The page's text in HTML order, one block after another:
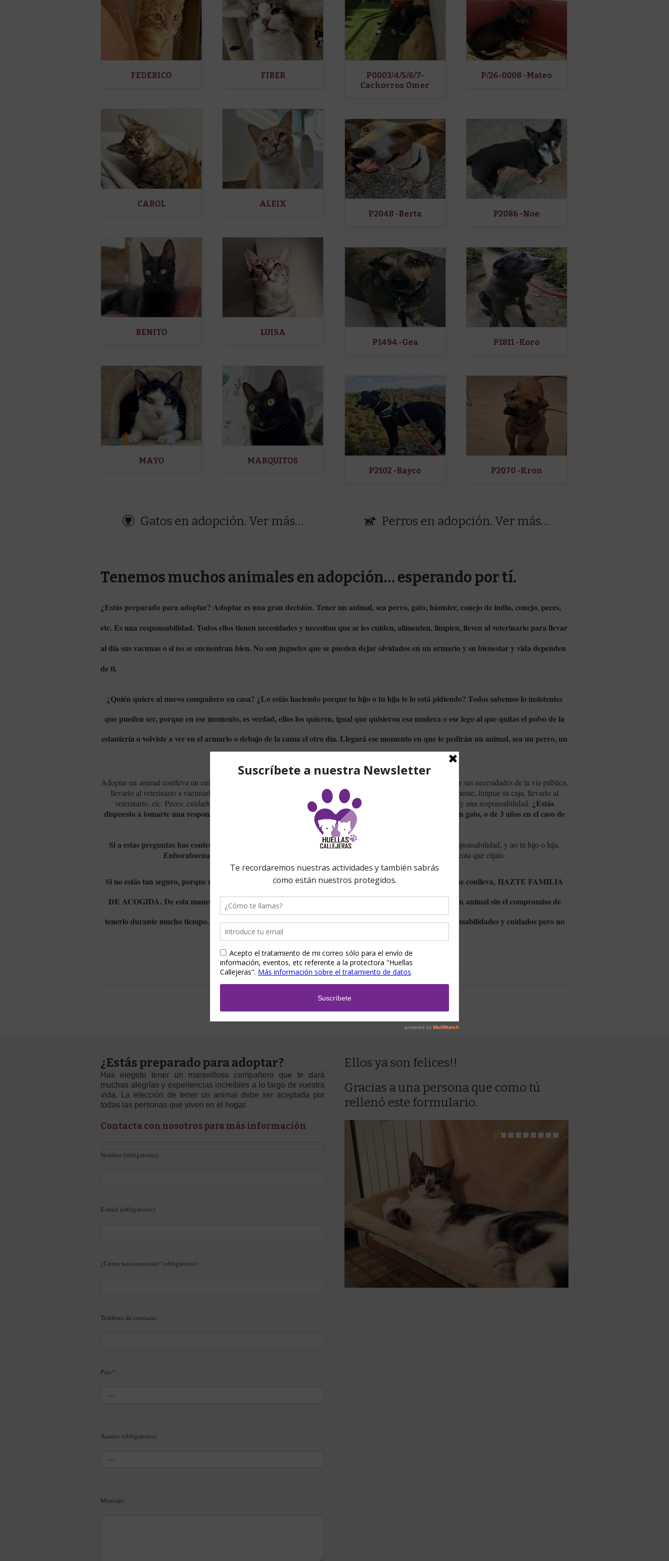
FEDERICO FIBER
CAROL ALEIX
BENITO LUISA
MAYO MARQUITOS
P0003/4/5/6/7-
Cachorros Omer
P/26-0008 -Mateo
P2048 -Berta P2086 -Noe
P1494 -Gea P1811 -Koro
P2102 -Rayco P2070 -Kron
Gatos en adopción. Ver más… Perros en adopción. Ver más…
Tenemos muchos animales en adopción… esperando por tí.
¿Estás preparado para adoptar? Adoptar es una gran decisión. Tener un animal, sea perro, gato, hámster, conejo de india, conejo, peces,
etc. Es una responsabilidad. Todos ellos tienen necesidades y necesitan que se les cuiden, alimenten, limpien, lleven al veterinario para llevar
al día sus vacunas o si no se encuentran bien. No son juguetes que se pueden dejar olvidados en un armario y su bienestar y vida dependen
de ti.
¿Quién quiere al nuevo compañero en casa? ¿Lo estás haciendo porque tu hijo o tu hija te lo está pidiendo? Todos sabemos lo insistentes
que pueden ser, porque en ese momento, es verdad, ellos los quieren, igual que quisieron esa muñeca o ese lego al que quitas el polvo de la
estantería o volviste a ver en el armario o debajo de la cama el otro día. Llegará ese momento en que te pedirán un animal, sea un perro, un
Adoptar un animal conlleva un cuidado (perro: mimarlo y educarlo, sacarlo a pasear dos o tres veces al día, recoger sus necesidades de la vía pública,
llevarlo al veterinario a vacunarlo, etc. Alimentarlo correctamente, asearlo, Gato: mimarlo, alimentarlo correctamente, limpiar su caja, llevarlo al
veterinario, etc. Peces: cuidarlos correctamente para que no se mueran al primer cambio de agua, etc. etc, etc.) y una responsabilidad. ¿Estás
dispuesto a tomarte una responsabilidad que durará por lo menos unos 15 años en el caso de un perro o un gato, o de 3 años en el caso de
un hámster, etc.? ¿Asumes TÚ, adulto y responsable, esa responsabilidad?
Si a estas preguntas has contestado que SÍ,
que TÚ quieres a este nuevo compañero de vida y tomarte esa responsabilidad, y no tu hijo o hija.
Enhorabuena, seguramente serás un buen adoptante y podrás ofrecer un buen hogar a la mascota que elijáis.
Si no estás tan seguro, porque nunca has tenido un animal a tu cargo y no llegas a imaginarte qué es lo que conlleva, HAZTE FAMILIA
DE ACOGIDA. De esta manera, tienes las ventajas de exponer a tu hijo/a a la responsabilidad de tener un animal sin el compromiso de
tenerlo durante mucho tiempo. Así podrás disfrutar de un nuevo compañero, con sus consiguientes responsabilidades y cuidados pero no
para “siempre”.
¿Estás preparado para adoptar?
Has elegido tener un maravilloso compañero que te dará
muchas alegrías y experiencias increíbles a lo largo de vuestra
vida. La elección de tener un animal debe ser aceptada por
todas las personas que viven en el hogar.
Contacta con nosotros para más información
Nombre (obligatorio):
E-mail (obligatorio):
¿Cómo nos conociste? (obligatorio):
Teléfono de contacto:
País*:
Asunto (obligatorio):
Mensaje:
Ellos ya son felices!!
Gracias a una persona que como tú
rellenó este formulario.